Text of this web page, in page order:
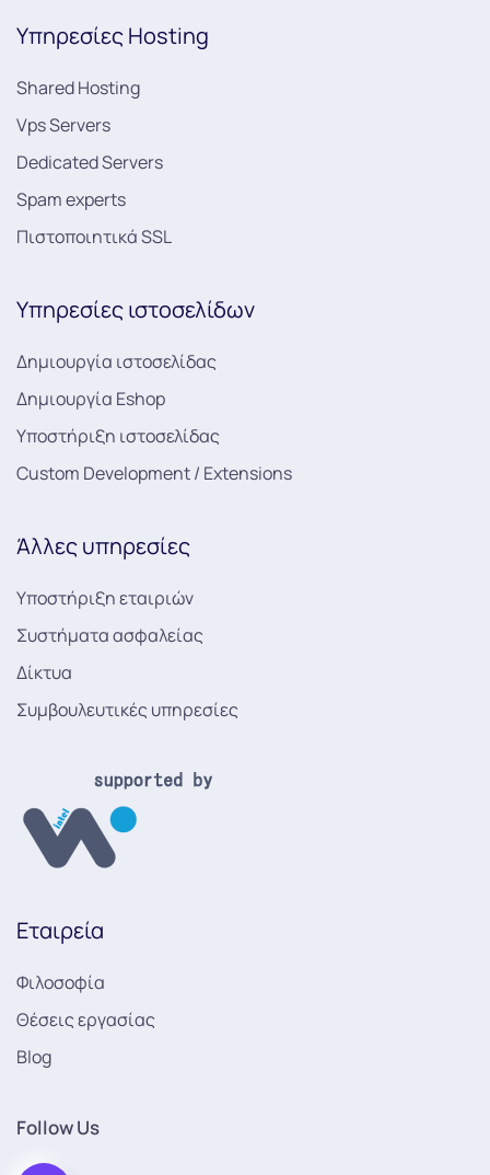
Υπηρεσίες Hosting
Shared Hosting
Vps Servers
Dedicated Servers
Spam experts
Πιστοποιητικά SSL
Υπηρεσίες ιστοσελίδων
Δημιουργία ιστοσελίδας
Δημιουργία Eshop
Υποστήριξη ιστοσελίδας
Custom Development / Extensions
Άλλες υπηρεσίες
Υποστήριξη εταιριών
Συστήματα ασφαλείας
Δίκτυα
Συμβουλευτικές υπηρεσίες
Εταιρεία
Φιλοσοφία
Θέσεις εργασίας
Blog
Follow Us